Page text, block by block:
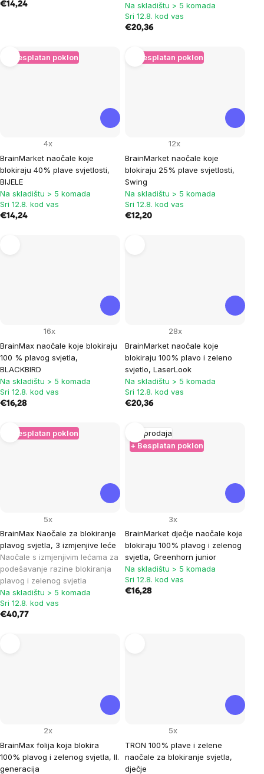
€14,24
Na skladištu > 5 komada
Sri 12.8. kod vas
€20,36
+ Besplatan poklon
BrainMarket naočale koje
blokiraju 40% plave svjetlosti,
BIJELE
4x
Na skladištu > 5 komada
Sri 12.8. kod vas
€14,24
+ Besplatan poklon
BrainMarket naočale koje
blokiraju 25% plave svjetlosti,
Swing
12x
Na skladištu > 5 komada
Sri 12.8. kod vas
€12,20
BrainMax naočale koje blokiraju
100 % plavog svjetla,
BLACKBIRD
16x
Na skladištu > 5 komada
Sri 12.8. kod vas
€16,28
BrainMarket naočale koje
blokiraju 100% plavo i zeleno
svjetlo, LaserLook
28x
Na skladištu > 5 komada
Sri 12.8. kod vas
€20,36
+ Besplatan poklon
BrainMax Naočale za blokiranje
plavog svjetla, 3 izmjenjive leće
Naočale s izmjenjivim lećama za
podešavanje razine blokiranja
plavog i zelenog svjetla
5x
Na skladištu > 5 komada
Sri 12.8. kod vas
€40,77
Rasprodaja
+ Besplatan poklon
BrainMarket dječje naočale koje
blokiraju 100% plavog i zelenog
svjetla, Greenhorn junior
3x
Na skladištu > 5 komada
Sri 12.8. kod vas
€16,28
BrainMax folija koja blokira
100% plavog i zelenog svjetla, II.
generacija
2x
TRON 100% plave i zelene
naočale za blokiranje svjetla,
dječje
5x